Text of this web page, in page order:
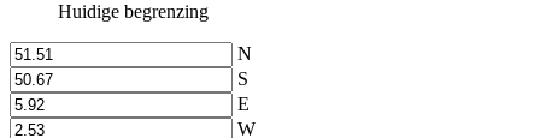
Huidige begrenzing
N
S
E
W